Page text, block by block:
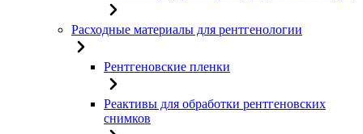
Расходные материалы для рентгенологии
Рентгеновские пленки
Реактивы для обработки рентгеновских
снимков